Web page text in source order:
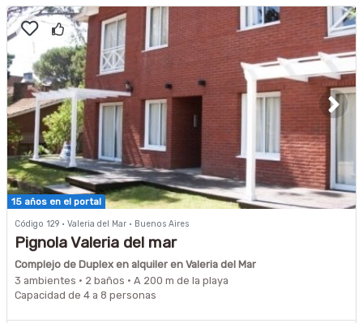
15 años en el portal
Código 129 · Valeria del Mar · Buenos Aires
Pignola Valeria del mar
Complejo de Duplex en alquiler en Valeria del Mar
3 ambientes · 2 baños · A 200 m de la playa
Capacidad de 4 a 8 personas